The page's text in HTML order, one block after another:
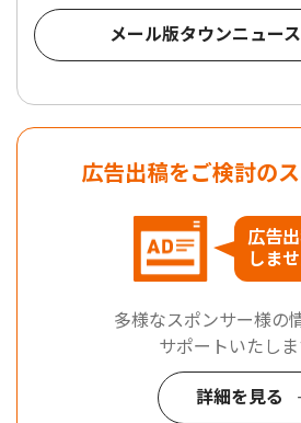
メール版タウンニュー
広告出稿をご検討の
広告
しま
多様なスポンサー様の
サポートいたしま
詳細を見る